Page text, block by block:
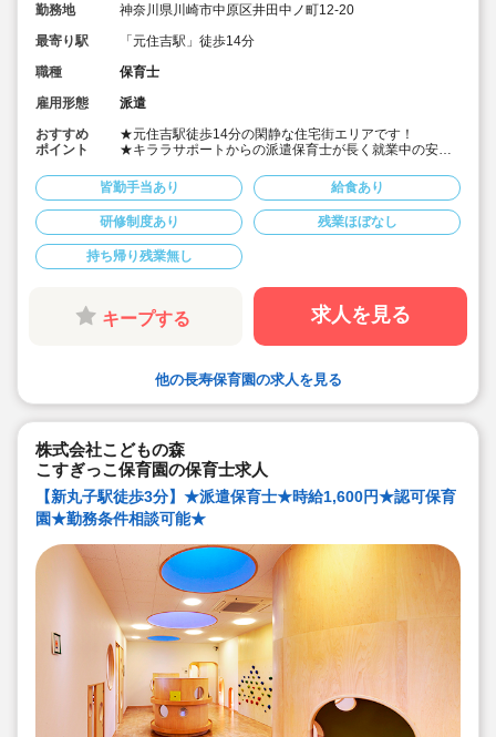
勤務地
神奈川県川崎市中原区井田中ノ町12-20
最寄り駅
「元住吉駅」徒歩14分
職種
保育士
雇用形態
派遣
おすすめ
ポイント
★元住吉駅徒歩14分の閑静な住宅街エリアです！
★キララサポートからの派遣保育士が長く就業中の安心
★勤務日数・時間等の相談も可能です！
★社会保険完備・皆勤手当て制度あり
★会員制福利厚生サービスもございます！
皆勤手当あり 給食あり
研修制度あり 残業ほぼなし
持ち帰り残業無し
キープする 求人を見る
他の長寿保育園の求人を見る
株式会社こどもの森
こすぎっこ保育園の保育士求人
【新丸子駅徒歩3分】★派遣保育士★時給1,600円★認可保育
園★勤務条件相談可能★